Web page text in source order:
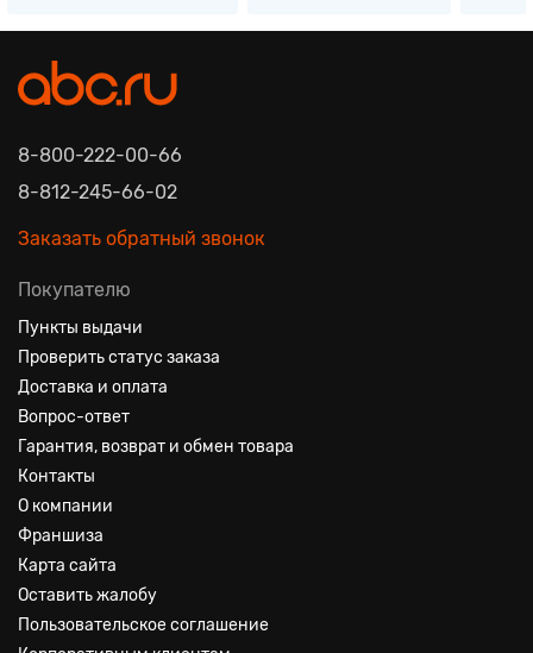
8-800-222-00-66
8-812-245-66-02
Заказать обратный звонок
Покупателю
Пункты выдачи
Проверить статус заказа
Доставка и оплата
Вопрос-ответ
Гарантия, возврат и обмен товара
Контакты
О компании
Франшиза
Карта сайта
Оставить жалобу
Пользовательское соглашение